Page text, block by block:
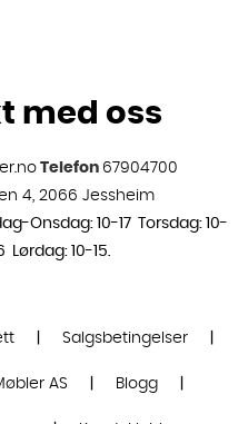
med oss
Telefon 67904700
4, 2066 Jessheim
Onsdag: 10-17 Torsdag: 10-
Lørdag: 10-15.
Salgsbetingelser
AS Blogg